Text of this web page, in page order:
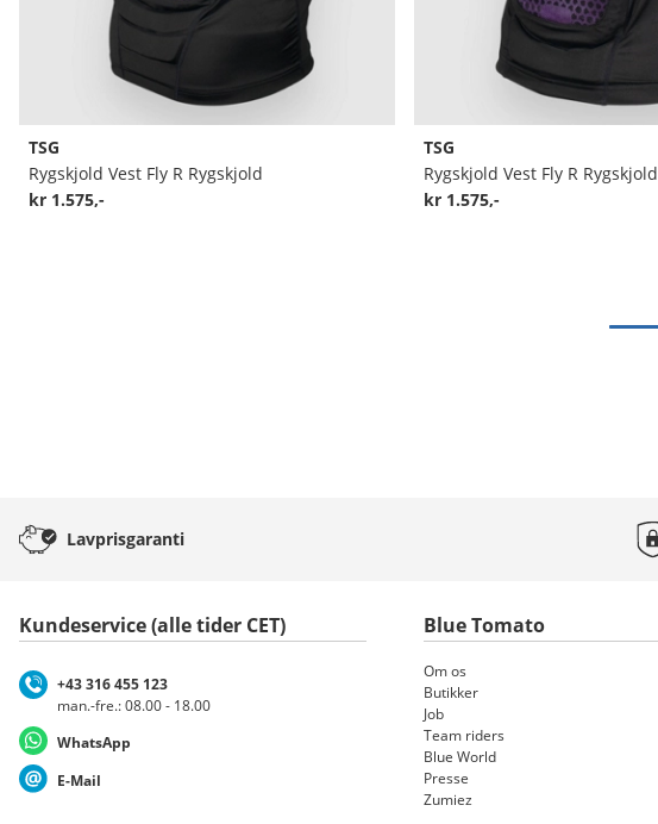
TSG
Rygskjold Vest Fly R Rygskjold
kr 1.575,-
TSG
Rygskjold Vest Fly R Rygskjold
kr 1.575,-
Lavprisgaranti
Kundeservice (alle tider CET)
+43 316 455 123
man.-fre.: 08.00 - 18.00
WhatsApp
E-Mail
Blue Tomato
Om os
Butikker
Job
Team riders
Blue World
Presse
Zumiez